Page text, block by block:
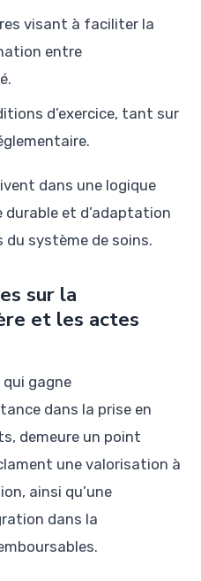
visant à faciliter la
entre
d’exercice, tant sur
dans une logique
durable et d’adaptation
système de soins.
sur la
et les actes
gagne
dans la prise en
demeure un point
une valorisation à
ainsi qu’une
dans la